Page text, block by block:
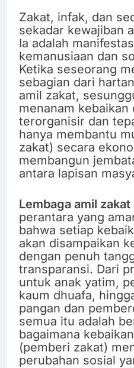
Zakat, infak, dan
sekadar kewajiban
Ia adalah
kemanusiaan dan
Ketika seseorang
sebagian dari
amil zakat,
menanam
terorganisir dan
hanya membantu
zakat) secara
membangun
antara lapisan
Lembaga amil zakat
perantara yang
bahwa setiap
akan disampaikan
dengan penuh
transparansi. Dari
untuk anak yatim,
kaum dhuafa,
pangan dan
semua itu adalah
bagaimana
(pemberi zakat)
perubahan sosial